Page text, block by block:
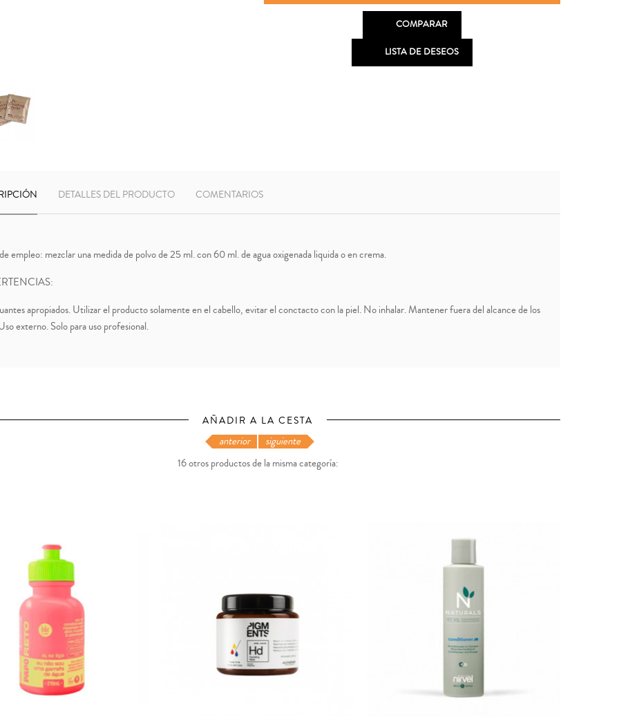
COMPARAR
LISTA DE DESEOS
DETALLES DEL PRODUCTO COMENTARIOS
empleo: mezclar una medida de polvo de 25 ml. con 60 ml. de agua oxigenada liquida o en crema.
apropiados. Utilizar el producto solamente en el cabello, evitar el conctacto con la piel. No inhalar. Mantener fuera del alcance de los
externo. Solo para uso profesional.
AÑADIR A LA CESTA
16 otros productos de la misma categoría:
anterior siguiente